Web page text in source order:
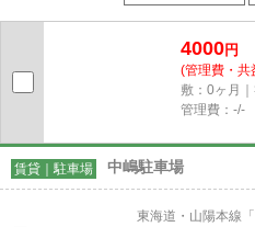
4000円
(管理費・共
敷：0ヶ月
管理費：-/-
賃貸｜駐車場 中嶋駐車場
東海道・山陽本線